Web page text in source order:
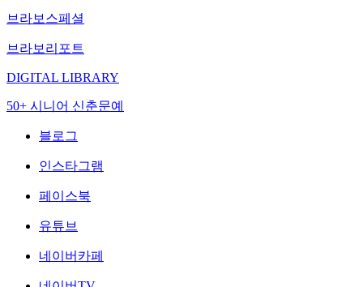
브라보스페셜
브라보리포트
DIGITAL LIBRARY
50+ 시니어 신춘문예
블로그
인스타그램
페이스북
유튜브
네이버카페